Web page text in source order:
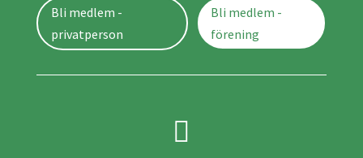
Bli medlem -
privatperson
Bli medlem -
förening
